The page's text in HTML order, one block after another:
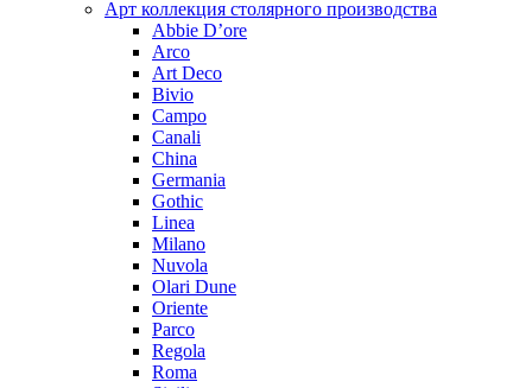
Арт коллекция столярного производства
Abbie D’ore
Arco
Art Deco
Bivio
Campo
Canali
China
Germania
Gothic
Linea
Milano
Nuvola
Olari Dune
Oriente
Parco
Regola
Roma